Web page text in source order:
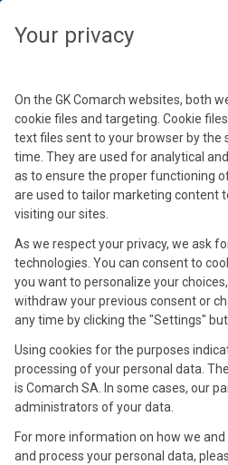
Kontynuuj
Your privacy
On the GK Comarch websites, both
cookie files and targeting. Cookie
text files sent to your browser by the
time. They are used for analytical
as to ensure the proper functioning
are used to tailor marketing content
visiting our sites.
As we respect your privacy, we ask
technologies. You can consent to
you want to personalize your
withdraw your previous consent or
any time by clicking the "Settings"
Using cookies for the purposes
processing of your personal data.
is Comarch SA. In some cases, our
administrators of your data.
For more information on how we
and process your personal data,
Piotr Rusin
Product Manager
Absolwent Zarządzania i Inżynierii
Ekonomicznym w Krakowie.
automotive oraz e-commerce, co
precyzję z biznesowym podejściem.
od 2021 roku – początkowo jako
wszystko.pl, a następnie Konsultant
Obecnie odpowiada za strategię i
innowacyjnych rozwiązań opartych